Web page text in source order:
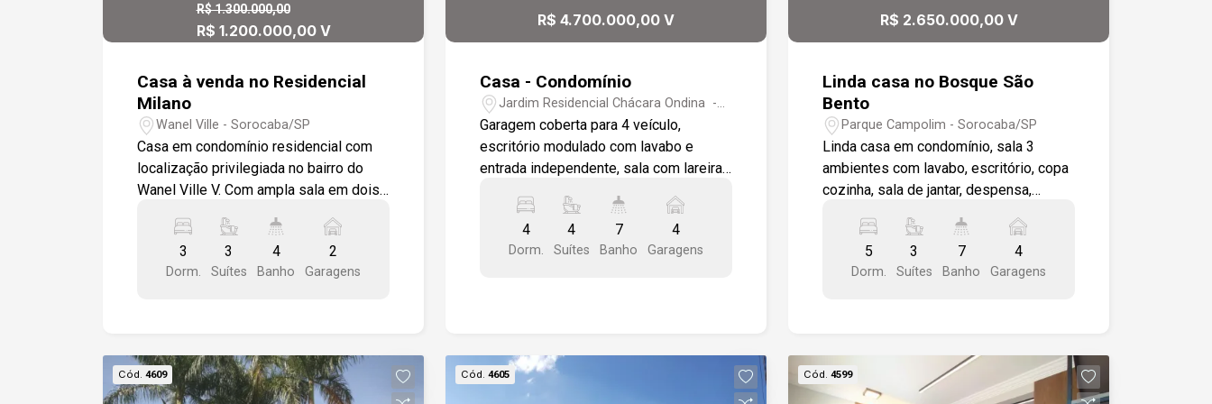
2 vagas cobertas.
R$ 1.300.000,00
R$ 1.200.000,00 V
Casa à venda no Residencial
Milano
Wanel Ville - Sorocaba/SP
Casa em condomínio residencial com
localização privilegiada no bairro do
Wanel Ville V. Com ampla sala em dois
gesso com luminárias em LED
embutidas e piso em porcelanato.
Cozinha com balcão de granito preto
churrasqueira e fechada com portas
deslizantes de alumínio e vidro. Três
3
Dorm.
3
Suítes
4
Banho
2
Garagens
R$ 4.700.000,00 V
Casa - Condomínio
Jardim Residencial Chácara Ondina -
Sorocaba/SP
Garagem coberta para 4 veículo,
escritório modulado com lavabo e
entrada independente, sala com lareira
projetor Benk 4K com home theater ,
sala de estar com lavabo exclusivo,
cozinha integrada com área gourmet,
balcão refrigerado na área gourmet,
moderna piscina com hidro e SPA,
4
Dorm.
4
Suítes
7
Banho
4
Garagens
R$ 2.650.000,00 V
Linda casa no Bosque São
Bento
Parque Campolim - Sorocaba/SP
Linda casa em condomínio, sala 3
ambientes com lavabo, escritório, copa
cozinha, sala de jantar, despensa,
amplo quintal com paisagismo, piscina
com cascata e wc, área gourmet com
churrasqueira, salão e pia de apoio, 5
5
Dorm.
3
Suítes
7
Banho
4
Garagens
Cód. 4609 Cód. 4605 Cód. 4599